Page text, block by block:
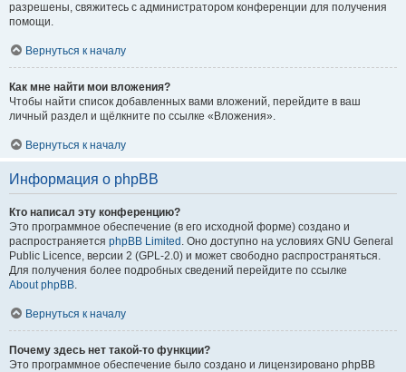
разрешены, свяжитесь с администратором конференции для получения
помощи.
Вернуться к началу
Как мне найти мои вложения?
Чтобы найти список добавленных вами вложений, перейдите в ваш
личный раздел и щёлкните по ссылке «Вложения».
Вернуться к началу
Информация о phpBB
Кто написал эту конференцию?
Это программное обеспечение (в его исходной форме) создано и
распространяется phpBB Limited . Оно доступно на условиях GNU General
Public Licence, версии 2 (GPL-2.0) и может свободно распространяться.
Для получения более подробных сведений перейдите по ссылке
About phpBB.
Вернуться к началу
Почему здесь нет такой-то функции?
Это программное обеспечение было создано и лицензировано phpBB